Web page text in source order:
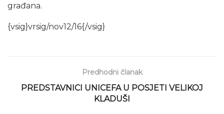
građana.
{vsig}vrsig/nov12/16{/vsig}
Predhodni članak
PREDSTAVNICI UNICEFA U POSJETI VELIKOJ
KLADUŠI